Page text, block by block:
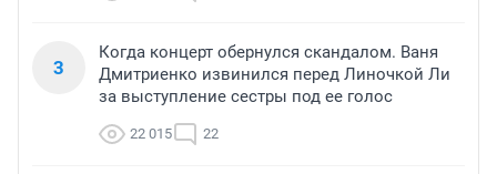
3
Когда концерт обернулся скандалом. Ваня
Дмитриенко извинился перед Линочкой Ли
за выступление сестры под ее голос
22 015 22